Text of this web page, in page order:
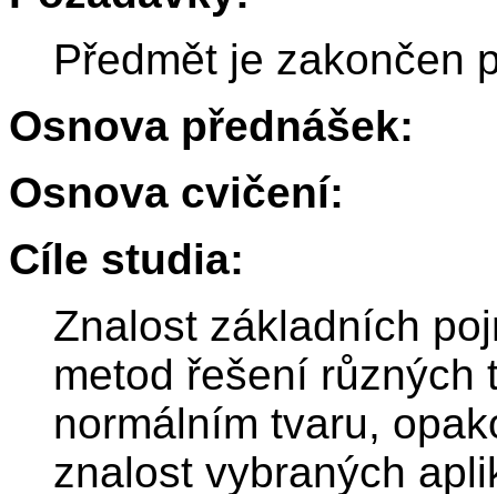
Předmět je zakončen
Osnova přednášek:
Osnova cvičení:
Cíle studia:
Znalost základních
metod řešení různých
normálním tvaru,
znalost vybraných